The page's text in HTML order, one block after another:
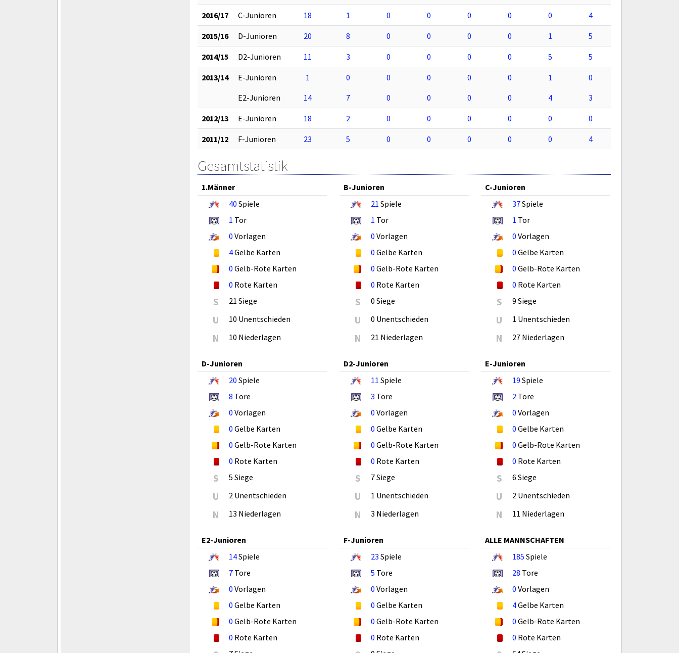
2016/17 C-Junioren 18 1 0 0 0 0 0 4
2015/16 D-Junioren 20 8 0 0 0 0 1 5
2014/15 D2-Junioren 11 3 0 0 0 0 5 5
2013/14 E-Junioren 1 0 0 0 0 0 1
0
E2-Junioren
14 7 0 0 0 0 4 3
2012/13 E-Junioren 18 2 0 0 0 0 0 0
2011/12 F-Junioren 23 5 0 0 0 0 0 4
Gesamtstatistik
1.Männer
40 Spiele
1 Tor
0 Vorlagen
4Gelbe Karten
0 Gelb-Rote Karten
0 Rote Karten
S 21 Siege
U 10 Unentschieden
N 10 Niederlagen
B-Junioren
21 Spiele
1 Tor
0 Vorlagen
0 Gelbe Karten
0 Gelb-Rote Karten
0 Rote Karten
S 0 Siege
U 0 Unentschieden
N 21 Niederlagen
C-Junioren
37Spiele
1 Tor
0 Vorlagen
0 Gelbe Karten
0 Gelb-Rote Karten
0 Rote Karten
S 9 Siege
U 1 Unentschieden
N 27 Niederlagen
D-Junioren
20 Spiele
8 Tore
0 Vorlagen
0 Gelbe Karten
0 Gelb-Rote Karten
0 Rote Karten
S 5 Siege
U 2 Unentschieden
N 13 Niederlagen
D2-Junioren
11 Spiele
3 Tore
0 Vorlagen
0 Gelbe Karten
0 Gelb-Rote Karten
0 Rote Karten
S 7 Siege
U 1 Unentschieden
N 3 Niederlagen
E-Junioren
19 Spiele
2 Tore
0 Vorlagen
0 Gelbe Karten
0 Gelb-Rote Karten
0 Rote Karten
S 6 Siege
U 2 Unentschieden
N 11 Niederlagen
E2-Junioren
14Spiele
7 Tore
0 Vorlagen
0 Gelbe Karten
0 Gelb-Rote Karten
0 Rote Karten
F-Junioren
23 Spiele
5 Tore
0 Vorlagen
0 Gelbe Karten
0 Gelb-Rote Karten
0 Rote Karten
ALLE MANNSCHAFTEN
185 Spiele
28 Tore
0 Vorlagen
4Gelbe Karten
0 Gelb-Rote Karten
0 Rote Karten